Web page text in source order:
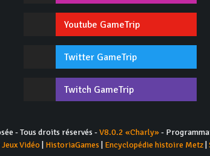
Youtube GameTrip
Twitter GameTrip
Twitch GameTrip
- Tous droits réservés -V8.0.2 «Charly»-
Vidéo| HistoriaGames Encyclopédie histoire Metz|